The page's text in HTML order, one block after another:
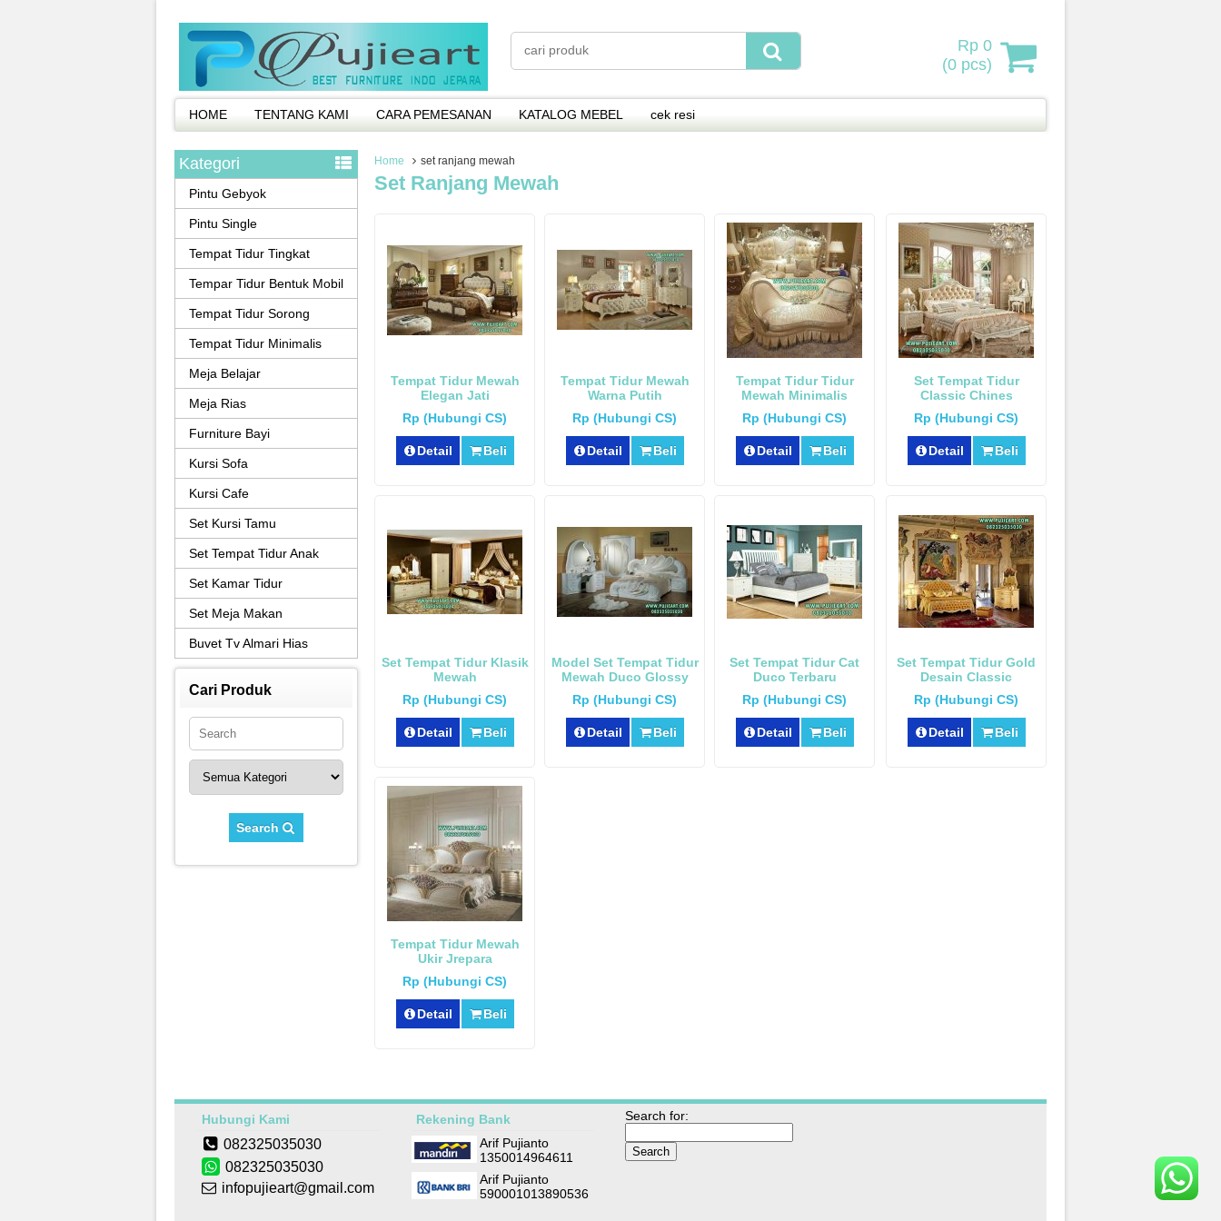
Rp 0
(0 pcs)
HOME TENTANG KAMI CARA PEMESANAN KATALOG MEBEL cek resi
Home set ranjang mewah
Set Ranjang Mewah
Tempat Tidur Mewah
Elegan Jati
Rp (Hubungi CS)
Detail Beli
Tempat Tidur Mewah
Warna Putih
Rp (Hubungi CS)
Detail Beli
Tempat Tidur Tidur
Mewah Minimalis
Rp (Hubungi CS)
Detail Beli
Set Tempat Tidur
Classic Chines
Rp (Hubungi CS)
Detail Beli
Set Tempat Tidur Klasik
Mewah
Rp (Hubungi CS)
Detail Beli
Model Set Tempat Tidur
Mewah Duco Glossy
Rp (Hubungi CS)
Detail Beli
Set Tempat Tidur Cat
Duco Terbaru
Rp (Hubungi CS)
Detail Beli
Set Tempat Tidur Gold
Desain Classic
Rp (Hubungi CS)
Detail Beli
Tempat Tidur Mewah
Ukir Jrepara
Rp (Hubungi CS)
Detail Beli
Kategori
Pintu Gebyok
Pintu Single
Tempat Tidur Tingkat
Tempar Tidur Bentuk Mobil
Tempat Tidur Sorong
Tempat Tidur Minimalis
Meja Belajar
Meja Rias
Furniture Bayi
Kursi Sofa
Kursi Cafe
Set Kursi Tamu
Set Tempat Tidur Anak
Set Kamar Tidur
Set Meja Makan
Buvet Tv Almari Hias
Cari Produk
Search
Hubungi Kami
082325035030
082325035030
infopujieart@gmail.com
Rekening Bank
Arif Pujianto
1350014964611
Arif Pujianto
590001013890536
Search for: